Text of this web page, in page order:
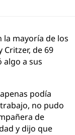
la mayoría de los
Critzer, de 69
algo a sus
podía
no pudo
de
y dijo que